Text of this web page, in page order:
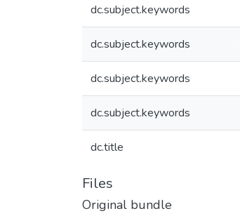
dc.subject.keywords
dc.subject.keywords
dc.subject.keywords
dc.subject.keywords
dc.title
Files
Original bundle